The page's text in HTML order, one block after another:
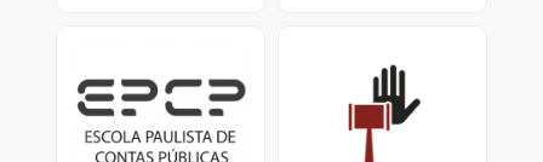
Escola Paulista de
Contas Públicas
Presidente Washington
Impedimentos de
Contrato / Licitação,
Certificado de